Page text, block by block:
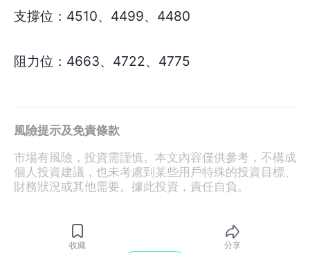
支撐位：4510、4499、4480
阻力位：4663、4722、4775
風險提示及免責條款
市場有風險，投資需謹慎。本文內容僅供參考，不構成
個人投資建議，也未考慮到某些用戶特殊的投資目標、
財務狀況或其他需要。據此投資，責任自負。
收藏 分享